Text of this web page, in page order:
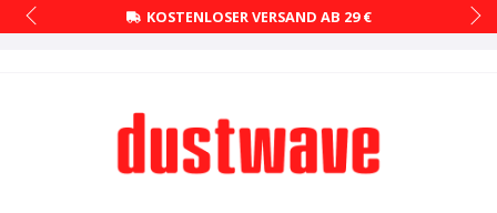
KOSTENLOSER VERSAND AB 29 €